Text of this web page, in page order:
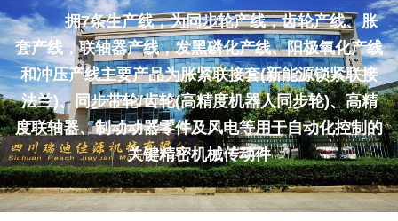
拥7条生产线，为同步轮产线，齿轮产线、胀
套产线，联轴器产线，发黑磷化产线、阳极氧化产线
和冲压产线主要产品为胀紧联接套(新能源锁紧联接
法兰)、同步带轮/齿轮(高精度机器人同步轮)、高精
度联轴器、制动动器零件及风电等用干自动化控制的
关键精密机械传动件